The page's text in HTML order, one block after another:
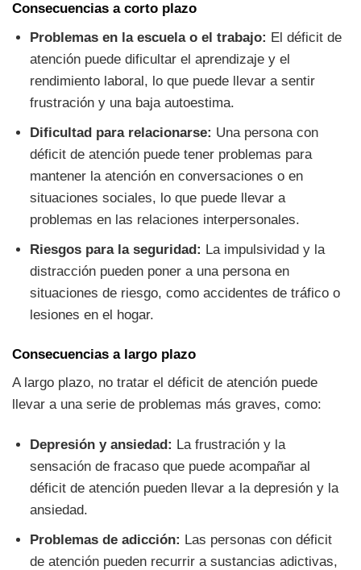
Consecuencias a corto plazo
Problemas en la escuela o el trabajo: El déficit de
atención puede dificultar el aprendizaje y el
rendimiento laboral, lo que puede llevar a sentir
frustración y una baja autoestima.
Dificultad para relacionarse: Una persona con
déficit de atención puede tener problemas para
mantener la atención en conversaciones o en
situaciones sociales, lo que puede llevar a
problemas en las relaciones interpersonales.
Riesgos para la seguridad: La impulsividad y la
distracción pueden poner a una persona en
situaciones de riesgo, como accidentes de tráfico o
lesiones en el hogar.
Consecuencias a largo plazo
A largo plazo, no tratar el déficit de atención puede
llevar a una serie de problemas más graves, como:
Depresión y ansiedad: La frustración y la
sensación de fracaso que puede acompañar al
déficit de atención pueden llevar a la depresión y la
ansiedad.
Problemas de adicción: Las personas con déficit
de atención pueden recurrir a sustancias adictivas,